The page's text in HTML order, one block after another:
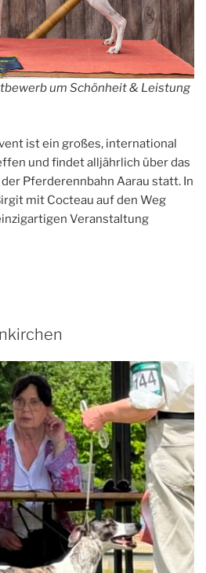
um Schönheit & Leistung
ist ein großes, international
und findet alljährlich über das
Pferderennbahn Aarau statt. In
mit Cocteau auf den Weg
Veranstaltung